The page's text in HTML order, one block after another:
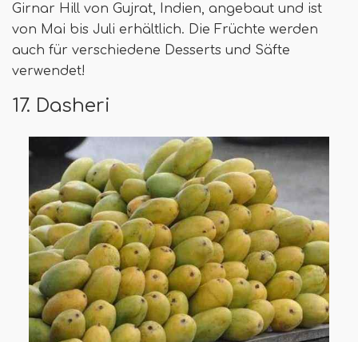
Girnar Hill von Gujrat, Indien, angebaut und ist
von Mai bis Juli erhältlich. Die Früchte werden
auch für verschiedene Desserts und Säfte
verwendet!
17. Dasheri